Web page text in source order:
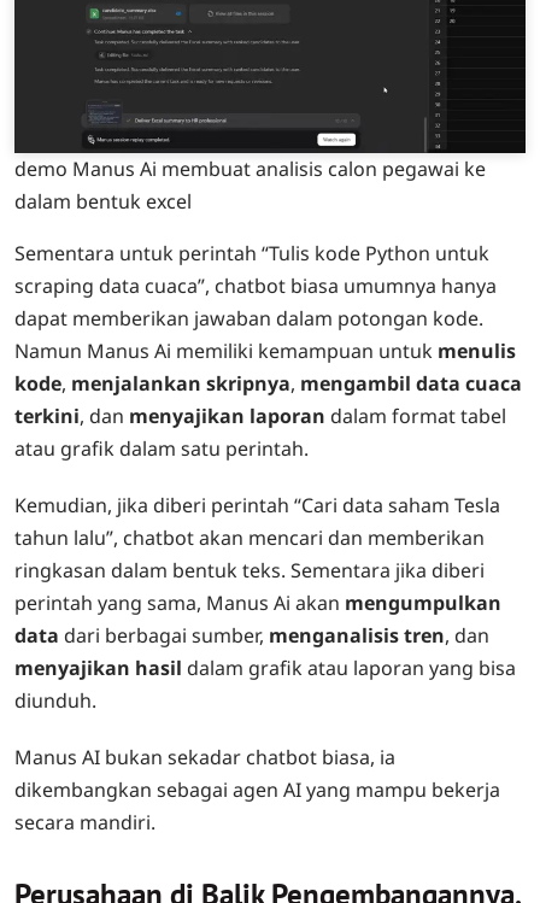
demo Manus Ai membuat analisis calon pegawai ke
dalam bentuk excel
Sementara untuk perintah “Tulis kode Python untuk
scraping data cuaca”, chatbot biasa umumnya hanya
dapat memberikan jawaban dalam potongan kode.
Namun Manus Ai memiliki kemampuan untuk menulis
kode, menjalankan skripnya, mengambil data cuaca
terkini, dan menyajikan laporan dalam format tabel
atau grafik dalam satu perintah.
Kemudian, jika diberi perintah “Cari data saham Tesla
tahun lalu”, chatbot akan mencari dan memberikan
ringkasan dalam bentuk teks. Sementara jika diberi
perintah yang sama, Manus Ai akan mengumpulkan
data dari berbagai sumber, menganalisis tren, dan
menyajikan hasil dalam grafik atau laporan yang bisa
diunduh.
Manus AI bukan sekadar chatbot biasa, ia
dikembangkan sebagai agen AI yang mampu bekerja
secara mandiri.
Perusahaan di Balik Pengembangannya,